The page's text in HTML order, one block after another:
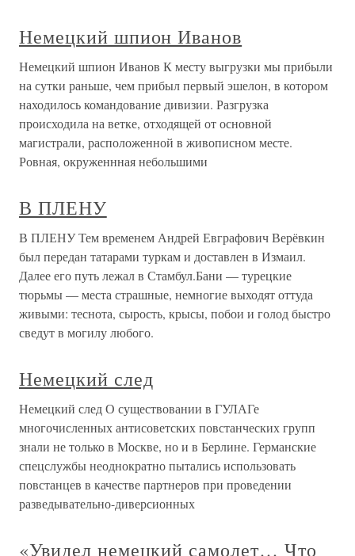
Немецкий шпион Иванов
Немецкий шпион Иванов К месту выгрузки мы прибыли
на сутки раньше, чем прибыл первый эшелон, в котором
находилось командование дивизии. Разгрузка
происходила на ветке, отходящей от основной
магистрали, расположенной в живописном месте.
Ровная, окруженнная небольшими
В ПЛЕНУ
В ПЛЕНУ Тем временем Андрей Евграфович Верёвкин
был передан татарами туркам и доставлен в Измаил.
Далее его путь лежал в Стамбул.Бани — турецкие
тюрьмы — места страшные, немногие выходят оттуда
живыми: теснота, сырость, крысы, побои и голод быстро
сведут в могилу любого.
Немецкий след
Немецкий след О существовании в ГУЛАГе
многочисленных антисоветских повстанческих групп
знали не только в Москве, но и в Берлине. Германские
спецслужбы неоднократно пытались использовать
повстанцев в качестве партнеров при проведении
разведывательно-диверсионных
«Увидел немецкий самолет… Что